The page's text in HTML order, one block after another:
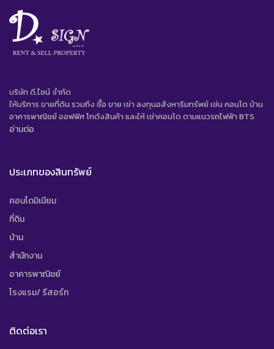
บริษัท ดี.ไซน์ จํากัด
ให้บริการ ขายที่ดิน รวมถึง ซื้อ ขาย เช่า ลงทุนอสังหาริมทรัพย์ เช่น คอนโด บ้าน
อาคารพาณิชย์ ออฟฟิศ โกดังสินค้า และให้ เช่าคอนโด ตามแนวรถไฟฟ้า BTS
อ่านต่อ
ประเภทของสินทรัพย์
คอนโดมิเนียม
ที่ดิน
บ้าน
สำนักงาน
อาคารพาณิชย์
โรงแรม/ รีสอร์ท
ติดต่อเรา